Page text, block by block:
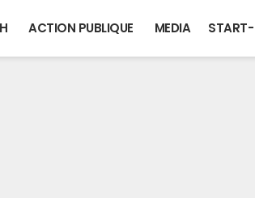
ACTION PUBLIQUE MEDIA START-